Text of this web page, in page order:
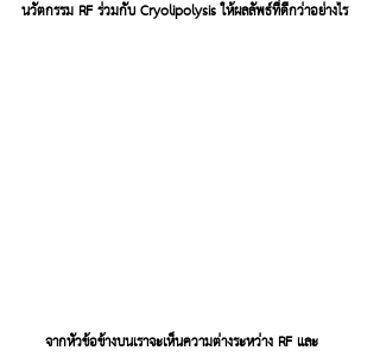
นวัตกรรม RF ร่วมกับ Cryolipolysis ให้ผลลัพธ์ที่ดีกว่าอย่างไร
จากหัวข้อข้างบนเราจะเห็นความต่างระหว่าง RF และ